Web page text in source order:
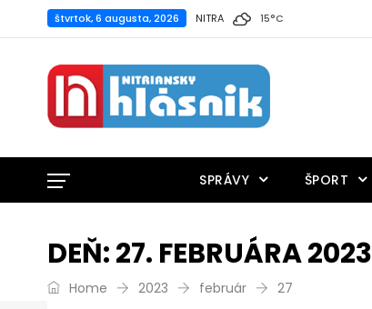
štvrtok, 6 augusta, 2026 NITRA 15°C
SPRÁVY ŠPORT
DEŇ:27. FEBRUÁRA 2023
Home 2023 február 27